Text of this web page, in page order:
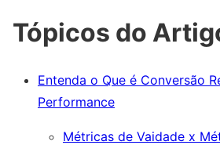
Tópicos do
Entenda o Que é Conversão
Performance
Métricas de Vaidade x